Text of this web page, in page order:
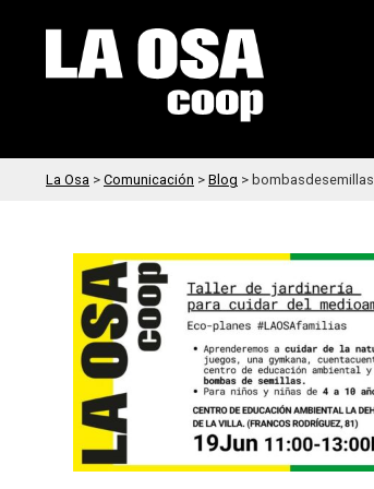
La Osa > Comunicación > Blog > bombasdesemillas